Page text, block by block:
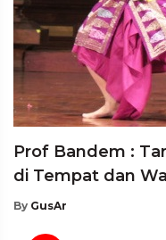
Prof Bandem :
di Tempat dan
By GusAr